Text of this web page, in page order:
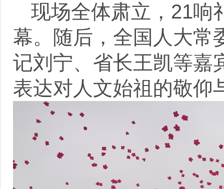
现场全体肃立，21响
幕。随后，全国人大常
记刘宁、省长王凯等嘉
表达对人文始祖的敬仰